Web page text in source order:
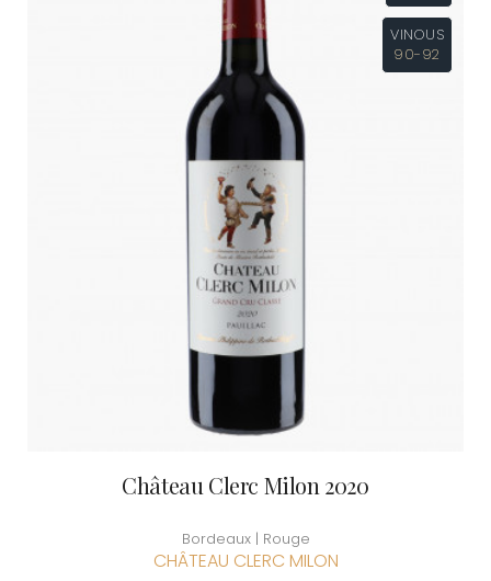
VINOUS
90-92
Château Clerc Milon 2020
Bordeaux | Rouge
CHÂTEAU CLERC MILON